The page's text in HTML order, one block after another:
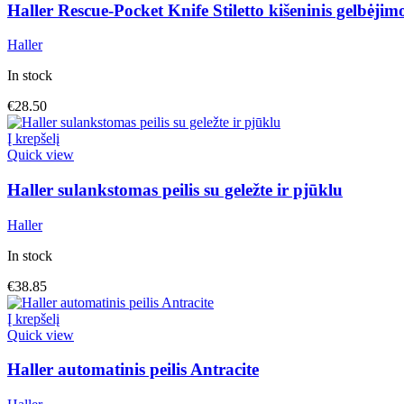
Haller Rescue-Pocket Knife Stiletto kišeninis
Haller
In stock
€28.50
Į krepšelį
Quick view
Haller sulankstomas peilis su geležte ir pjūklu
Haller
In stock
€38.85
Į krepšelį
Quick view
Haller automatinis peilis Antracite